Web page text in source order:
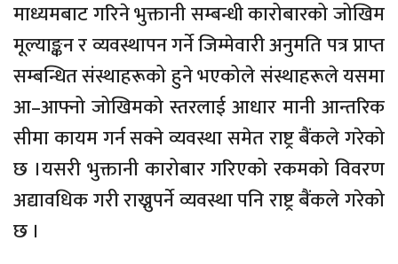
माध्यमबाट गरिने भुक्तानी सम्बन्धी कारोबारको जोखिम
मूल्याङ्कन र व्यवस्थापन गर्ने जिम्मेवारी अनुमति पत्र प्राप्त
सम्बन्धित संस्थाहरूको हुने भएकोले संस्थाहरूले यसमा
आ–आफ्नो जोखिमको स्तरलाई आधार मानी आन्तरिक
सीमा कायम गर्न सक्ने व्यवस्था समेत राष्ट्र बैंकले गरेको
छ ।यसरी भुक्तानी कारोबार गरिएको रकमको विवरण
अद्यावधिक गरी राख्नुपर्ने व्यवस्था पनि राष्ट्र बैंकले गरेको
छ ।